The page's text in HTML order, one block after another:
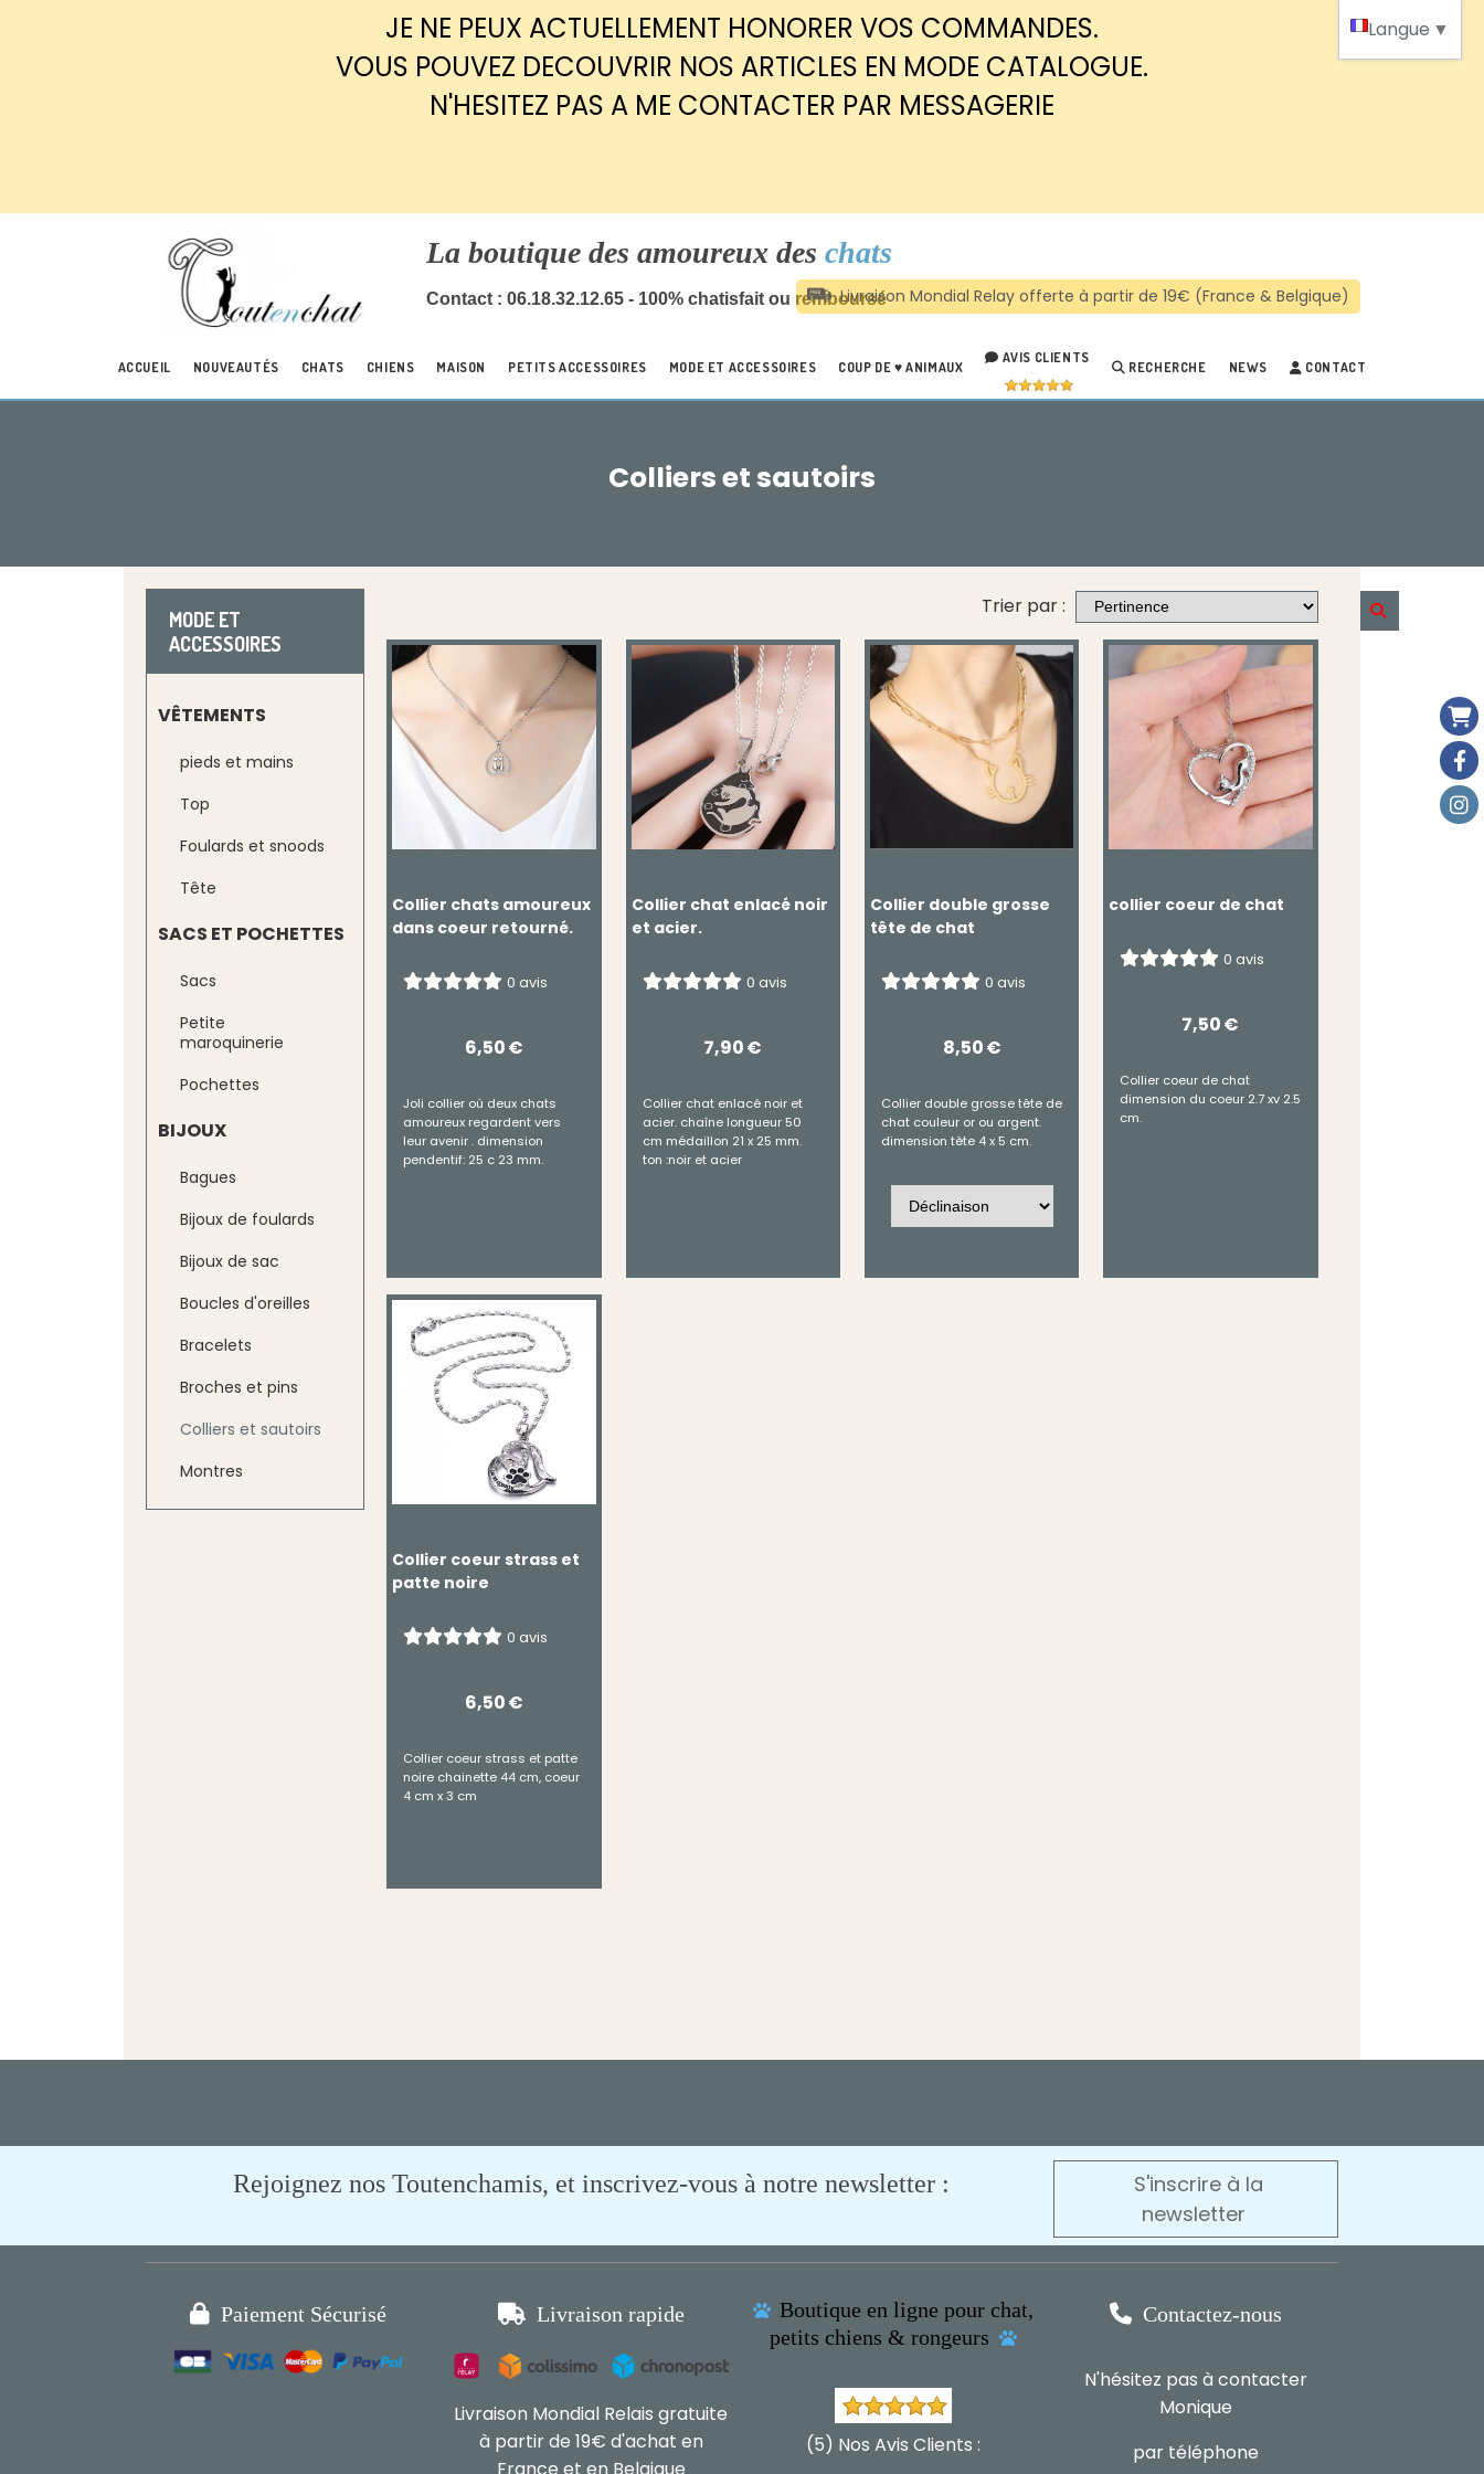
JE NE PEUX ACTUELLEMENT HONORER VOS COMMANDES.
VOUS POUVEZ DECOUVRIR NOS ARTICLES EN MODE CATALOGUE.
N'HESITEZ PAS A ME CONTACTER PAR MESSAGERIE
La boutique des amoureux des chats
Contact : 06.18.32.12.65 - 100% chatisfait ou remboursé
ACCUEIL NOUVEAUTÉS CHATS CHIENS MAISON PETITS ACCESSOIRES MODE ET ACCESSOIRES COUP DE ♥ ANIMAUX
AVIS CLIENTS
RECHERCHE NEWS CONTACT
MODE ET
ACCESSOIRES
VÊTEMENTS
pieds et mains
Top
Foulards et snoods
Tête
SACS ET POCHETTES
Sacs
Petite
maroquinerie
Pochettes
BIJOUX
Bagues
Bijoux de foulards
Bijoux de sac
Boucles d'oreilles
Bracelets
Broches et pins
Colliers et sautoirs
Montres
Colliers et sautoirs
Trier par :
Collier chats amoureux
dans coeur retourné.
0 avis
6,50€
Joli collier où deux chats
amoureux regardent vers
leur avenir . dimension
pendentif: 25 c 23 mm.
Collier chat enlacé noir
et acier.
0 avis
7,90€
Collier chat enlacé noir et
acier. chaîne longueur 50
cm médaillon 21 x 25 mm.
ton :noir et acier
Collier double grosse
tête de chat
0 avis
8,50€
Collier double grosse tête de
chat couleur or ou argent.
dimension tête 4 x 5 cm.
collier coeur de chat
0 avis
7,50€
Collier coeur de chat
dimension du coeur 2.7 xv 2.5
cm.
Collier coeur strass et
patte noire
0 avis
6,50€
Collier coeur strass et patte
noire chainette 44 cm, coeur
4 cm x 3 cm
Rejoignez nos Toutenchamis, et inscrivez-vous à notre newsletter :
S'inscrire à la
newsletter
 Paiement Sécurisé  Livraison rapide
Livraison Mondial Relais gratuite
à partir de 19€ d'achat en
France et en Belgique
 Boutique en ligne pour chat,
petits chiens & rongeurs

(5) Nos Avis Clients :
 Contactez-nous
N'hésitez pas à contacter
Monique
par téléphone
Langue ▼